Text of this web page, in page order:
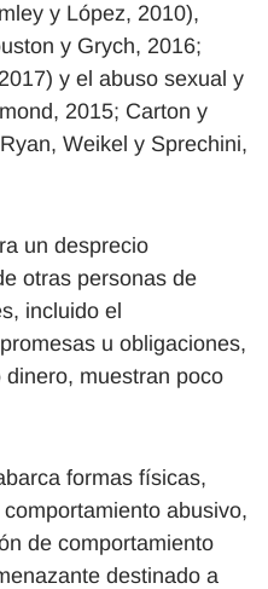
y López, 2010),
y Grych, 2016;
y el abuso sexual y
2015; Carton y
Weikel y Sprechini,
un desprecio
otras personas de
incluido el
u obligaciones,
muestran poco
formas físicas,
abusivo,
de comportamiento
destinado a